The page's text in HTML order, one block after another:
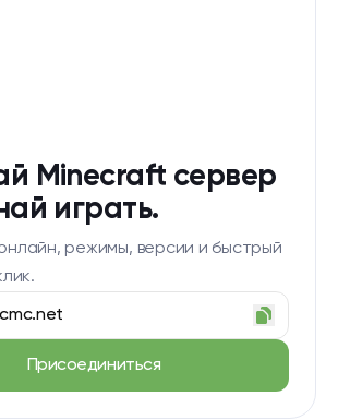
Minecraft сервер
играть.
режимы, версии и быстрый
Присоединиться